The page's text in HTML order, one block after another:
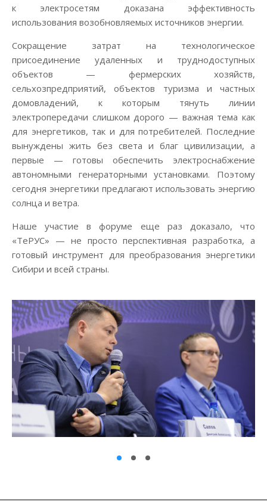
к электросетям доказана эффективность
использования возобновляемых источников энергии.
Сокращение затрат на технологическое
присоединение удаленных и труднодоступных
объектов — фермерских хозяйств,
сельхозпредприятий, объектов туризма и частных
домовладений, к которым тянуть линии
электропередачи слишком дорого — важная тема как
для энергетиков, так и для потребителей. Последние
вынуждены жить без света и благ цивилизации, а
первые — готовы обеспечить электроснабжение
автономными генераторными установками. Поэтому
сегодня энергетики предлагают использовать энергию
солнца и ветра.
Наше участие в форуме еще раз доказало, что
«ТеРУС» — не просто перспективная разработка, а
готовый инструмент для преобразования энергетики
Сибири и всей страны.
1 2 3